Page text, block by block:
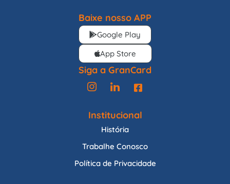
Baixe nosso APP
Google Play
App Store
Siga a GranCard
Institucional
História
Trabalhe Conosco
Política de Privacidade